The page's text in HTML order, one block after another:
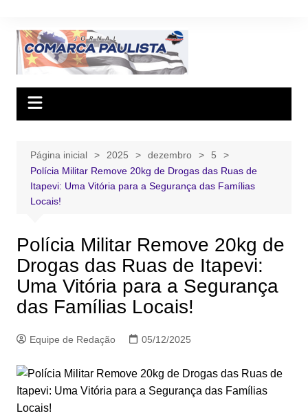
conteúdo
Página inicial 2025 dezembro
5
Polícia Militar Remove 20kg de Drogas das Ruas de
Itapevi: Uma Vitória para a Segurança das Famílias
Locais!
Polícia Militar Remove 20kg de
Drogas das Ruas de Itapevi:
Uma Vitória para a Segurança
das Famílias Locais!
Equipe de Redação 05/12/2025